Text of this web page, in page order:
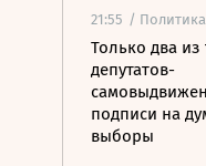
21:55 / Политика
Только два из
депутатов-
подписи на
выборы